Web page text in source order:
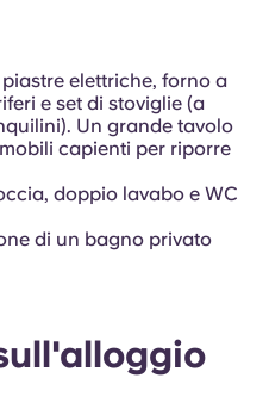
elettriche, forno a
e set di stoviglie (a
Un grande tavolo
capienti per riporre
doppio lavabo e WC
di un bagno privato